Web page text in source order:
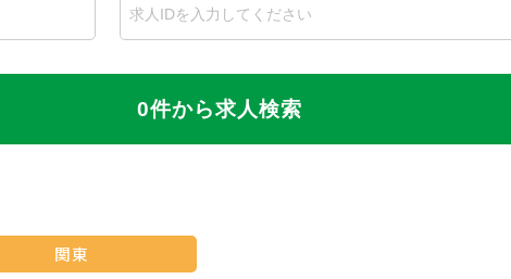
0件から求人検索
関東